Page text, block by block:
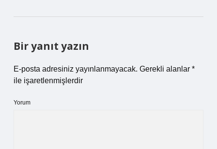
Bir yanıt yazın
E-posta adresiniz yayınlanmayacak. Gerekli alanlar *
ile işaretlenmişlerdir
Yorum